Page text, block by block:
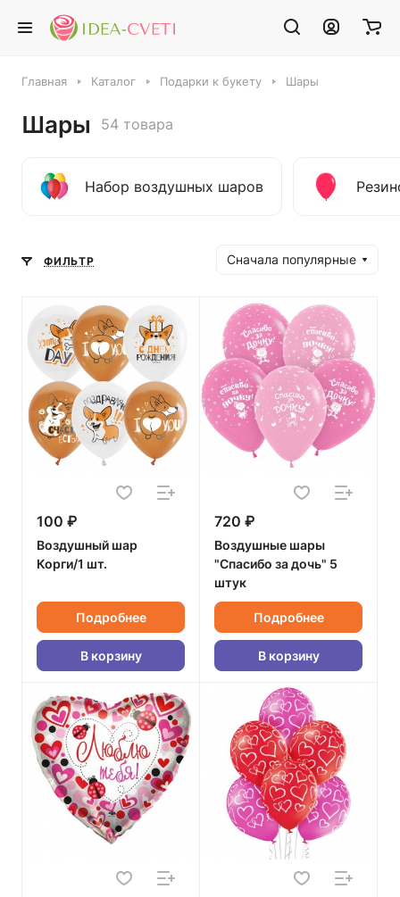
Главная Каталог Подарки к букету Шары
Шары 54 товара
Набор воздушных шаров
ФИЛЬТР Сначала популярные
100 ₽
Воздушный шар
Корги/1 шт.
Подробнее
В корзину
720 ₽
Воздушные шары
"Спасибо за дочь" 5
штук
Подробнее
В корзину